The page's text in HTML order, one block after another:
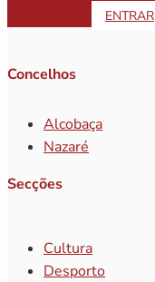
ENTRAR
Concelhos
Alcobaça
Nazaré
Secções
Cultura
Desporto